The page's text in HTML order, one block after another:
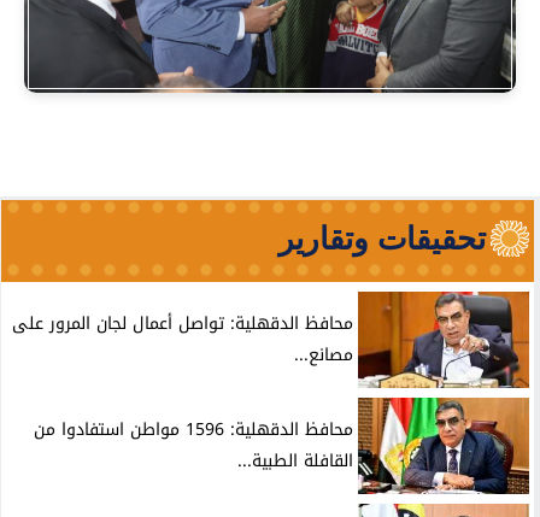
تحقيقات وتقارير
محافظ الدقهلية: تواصل أعمال لجان المرور على
مصانع...
محافظ الدقهلية: 1596 مواطن استفادوا من
القافلة الطبية...